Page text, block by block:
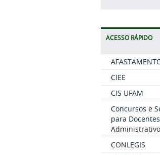
ACESSO RÁPIDO
CIEE
CIS UFAM
Concursos e
para
CONLEGIS